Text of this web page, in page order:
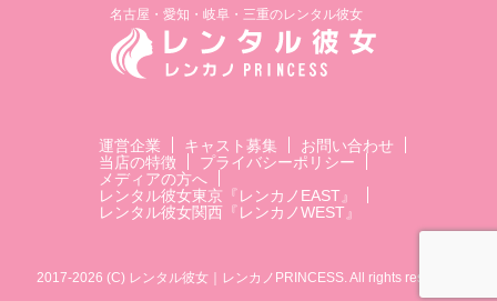
名古屋・愛知・岐阜・三重のレンタル彼女
運営企業 キャスト募集
お問い合わせ
当店の特徴
プライバシーポリシー
メディアの方へ
レンタル彼女東京『レンカノEAST』
レンタル彼女関西『レンカノWEST』
2017-2026 (C) レンタル彼女｜レンカノPRINCESS. All rights reserved.